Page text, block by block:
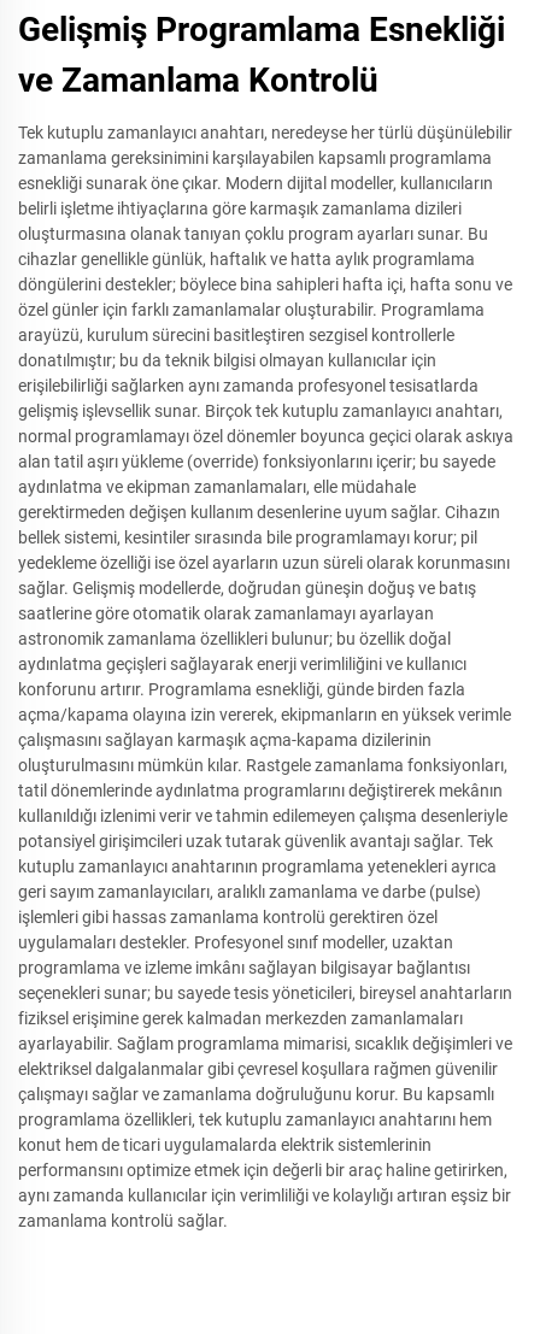
Gelişmiş Programlama Esnekliği
ve Zamanlama Kontrolü
Tek kutuplu zamanlayıcı anahtarı, neredeyse her türlü düşünülebilir
zamanlama gereksinimini karşılayabilen kapsamlı programlama
esnekliği sunarak öne çıkar. Modern dijital modeller, kullanıcıların
belirli işletme ihtiyaçlarına göre karmaşık zamanlama dizileri
oluşturmasına olanak tanıyan çoklu program ayarları sunar. Bu
cihazlar genellikle günlük, haftalık ve hatta aylık programlama
döngülerini destekler; böylece bina sahipleri hafta içi, hafta sonu ve
özel günler için farklı zamanlamalar oluşturabilir. Programlama
arayüzü, kurulum sürecini basitleştiren sezgisel kontrollerle
donatılmıştır; bu da teknik bilgisi olmayan kullanıcılar için
erişilebilirliği sağlarken aynı zamanda profesyonel tesisatlarda
gelişmiş işlevsellik sunar. Birçok tek kutuplu zamanlayıcı anahtarı,
normal programlamayı özel dönemler boyunca geçici olarak askıya
alan tatil aşırı yükleme (override) fonksiyonlarını içerir; bu sayede
aydınlatma ve ekipman zamanlamaları, elle müdahale
gerektirmeden değişen kullanım desenlerine uyum sağlar. Cihazın
bellek sistemi, kesintiler sırasında bile programlamayı korur; pil
yedekleme özelliği ise özel ayarların uzun süreli olarak korunmasını
sağlar. Gelişmiş modellerde, doğrudan güneşin doğuş ve batış
saatlerine göre otomatik olarak zamanlamayı ayarlayan
astronomik zamanlama özellikleri bulunur; bu özellik doğal
aydınlatma geçişleri sağlayarak enerji verimliliğini ve kullanıcı
konforunu artırır. Programlama esnekliği, günde birden fazla
açma/kapama olayına izin vererek, ekipmanların en yüksek verimle
çalışmasını sağlayan karmaşık açma-kapama dizilerinin
oluşturulmasını mümkün kılar. Rastgele zamanlama fonksiyonları,
tatil dönemlerinde aydınlatma programlarını değiştirerek mekânın
kullanıldığı izlenimi verir ve tahmin edilemeyen çalışma desenleriyle
potansiyel girişimcileri uzak tutarak güvenlik avantajı sağlar. Tek
kutuplu zamanlayıcı anahtarının programlama yetenekleri ayrıca
geri sayım zamanlayıcıları, aralıklı zamanlama ve darbe (pulse)
işlemleri gibi hassas zamanlama kontrolü gerektiren özel
uygulamaları destekler. Profesyonel sınıf modeller, uzaktan
programlama ve izleme imkânı sağlayan bilgisayar bağlantısı
seçenekleri sunar; bu sayede tesis yöneticileri, bireysel anahtarların
fiziksel erişimine gerek kalmadan merkezden zamanlamaları
ayarlayabilir. Sağlam programlama mimarisi, sıcaklık değişimleri ve
elektriksel dalgalanmalar gibi çevresel koşullara rağmen güvenilir
çalışmayı sağlar ve zamanlama doğruluğunu korur. Bu kapsamlı
programlama özellikleri, tek kutuplu zamanlayıcı anahtarını hem
konut hem de ticari uygulamalarda elektrik sistemlerinin
performansını optimize etmek için değerli bir araç haline getirirken,
aynı zamanda kullanıcılar için verimliliği ve kolaylığı artıran eşsiz bir
zamanlama kontrolü sağlar.